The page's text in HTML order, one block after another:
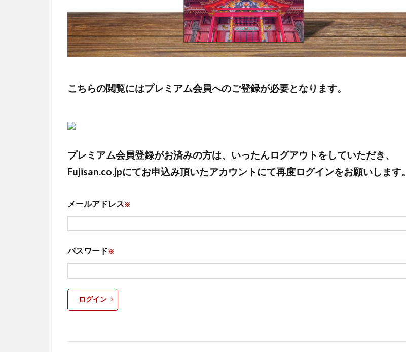
こちらの閲覧にはプレミアム会員へのご登録が必要となります。
プレミアム会員登録がお済みの方は、いったんログアウトをしていただき、
Fujisan.co.jpにてお申込み頂いたアカウントにて再度ログインをお願いします。
メールアドレス ※
パスワード※
ログイン